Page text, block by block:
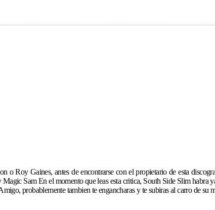
Roy Gaines, antes de encontrarse con el propietario de esta
Sam En el momento que leas esta critica, South Side Slim habra
probablemente tambien te engancharas y te subiras al carro de su